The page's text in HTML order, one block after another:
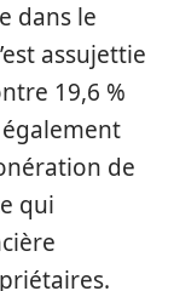
dans le
assujettie
19,6 %
de
qui